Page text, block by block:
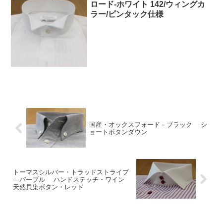
ロード-ホワイト 142/ウィングカ
ラー/ピンタック仕様
国産・オックスフォード－ブラック シ
ョートボタンダウン
トーマスシルバー・トラッドストライプ
―パープル ハンドステッチ・ワイン
天然貝染ボタン・レッド